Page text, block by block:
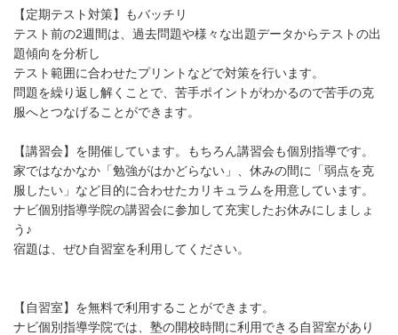
【定期テスト対策】もバッチリ
テスト前の2週間は、過去問題や様々な出題データからテストの出
題傾向を分析し
テスト範囲に合わせたプリントなどで対策を行います。
問題を繰り返し解くことで、苦手ポイントがわかるので苦手の克
服へとつなげることができます。
【講習会】を開催しています。もちろん講習会も個別指導です。
家ではなかなか「勉強がはかどらない」、休みの間に「弱点を克
服したい」など目的に合わせたカリキュラムを用意しています。
ナビ個別指導学院の講習会に参加して充実したお休みにしましょ
う♪
宿題は、ぜひ自習室を利用してください。
【自習室】を無料で利用することができます。
ナビ個別指導学院では、塾の開校時間に利用できる自習室があり